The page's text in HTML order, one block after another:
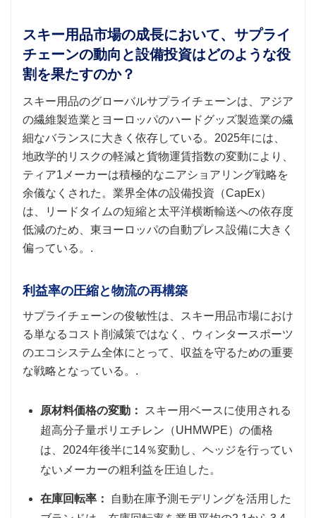
スキー用品市場の成長において、サプライ
チェーンの動向と設備投資はどのような役
割を果たすのか？
スキー用品のグローバルサプライチェーンは、アジア
の繊維製造業とヨーロッパのハードグッズ製造業の繊
細なバランスに大きく依存している。2025年には、
地政学的リスクの軽減と貨物運賃指数の変動により、
ティア1メーカーは積極的なニアショアリング戦略を
余儀なくされた。業界全体の設備投資（CapEx）
は、リードタイムの​​短縮と太平洋横断輸送への依存度
低減のため、東ヨーロッパの自動プレス設備に大きく
偏っている。.
利益率の圧縮と物流の再構築
サプライチェーンの俊敏性は、スキー用品市場におけ
る単なるコスト削減策ではなく、ウィンタースポーツ
のエコシステム全体にとって、収益を守るための重要
な戦略となっている。.
原材料価格の変動：
スキー用ベースに使用される
超高分子量ポリエチレン（UHMWPE）の価格
は、2024年後半に14％変動し、ヘッジを行ってい
ないメーカーの粗利益を圧迫した。
在庫回転率：
自動在庫予測モデリングを活用した